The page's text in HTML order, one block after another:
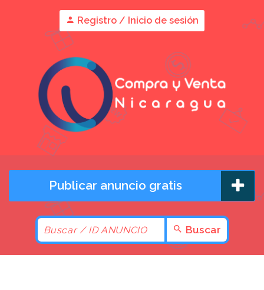
Registro / Inicio de sesión
Publicar anuncio gratis
Buscar